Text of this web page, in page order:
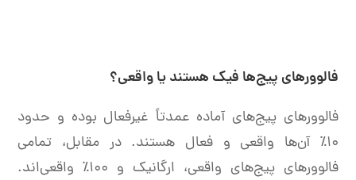
فالوورهای پیج‌ها فیک هستند یا واقعی؟
فالوورهای پیج‌های آماده عمدتاً غیرفعال بوده و حدود
۱۰٪ آن‌ها واقعی و فعال هستند. در مقابل، تمامی
فالوورهای پیج‌های واقعی، ارگانیک و ۱۰۰٪ واقعی‌اند.